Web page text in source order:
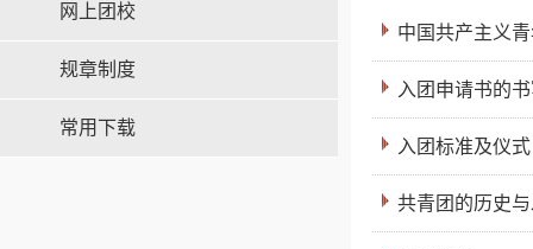
网上团校
规章制度
常用下载
中国共产主义
入团申请书的
入团标准及仪式
共青团的历史